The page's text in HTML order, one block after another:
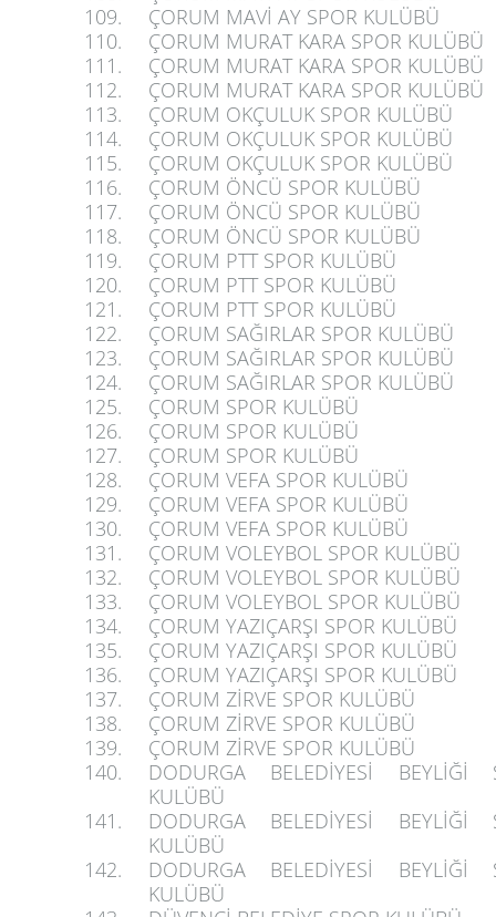
109.
ÇORUM MAVİ AY SPOR KULÜBÜ
110.
ÇORUM MURAT KARA SPOR KULÜBÜ
111.
ÇORUM MURAT KARA SPOR KULÜBÜ
112.
ÇORUM MURAT KARA SPOR KULÜBÜ
113.
ÇORUM OKÇULUK SPOR KULÜBÜ
114.
ÇORUM OKÇULUK SPOR KULÜBÜ
115.
ÇORUM OKÇULUK SPOR KULÜBÜ
116.
ÇORUM ÖNCÜ SPOR KULÜBÜ
117.
ÇORUM ÖNCÜ SPOR KULÜBÜ
118.
ÇORUM ÖNCÜ SPOR KULÜBÜ
119.
ÇORUM PTT SPOR KULÜBÜ
120.
ÇORUM PTT SPOR KULÜBÜ
121.
ÇORUM PTT SPOR KULÜBÜ
122.
ÇORUM SAĞIRLAR SPOR KULÜBÜ
123.
ÇORUM SAĞIRLAR SPOR KULÜBÜ
124.
ÇORUM SAĞIRLAR SPOR KULÜBÜ
125.
ÇORUM SPOR KULÜBÜ
126.
ÇORUM SPOR KULÜBÜ
127.
ÇORUM SPOR KULÜBÜ
128.
ÇORUM VEFA SPOR KULÜBÜ
129.
ÇORUM VEFA SPOR KULÜBÜ
130.
ÇORUM VEFA SPOR KULÜBÜ
131.
ÇORUM VOLEYBOL SPOR KULÜBÜ
132.
ÇORUM VOLEYBOL SPOR KULÜBÜ
133.
ÇORUM VOLEYBOL SPOR KULÜBÜ
134.
ÇORUM YAZIÇARŞI SPOR KULÜBÜ
135.
ÇORUM YAZIÇARŞI SPOR KULÜBÜ
136.
ÇORUM YAZIÇARŞI SPOR KULÜBÜ
137.
ÇORUM ZİRVE SPOR KULÜBÜ
138.
ÇORUM ZİRVE SPOR KULÜBÜ
139.
ÇORUM ZİRVE SPOR KULÜBÜ
140.
DODURGA BELEDİYESİ BEYLİĞİ
KULÜBÜ
141.
DODURGA BELEDİYESİ BEYLİĞİ
KULÜBÜ
142.
DODURGA BELEDİYESİ BEYLİĞİ
KULÜBÜ